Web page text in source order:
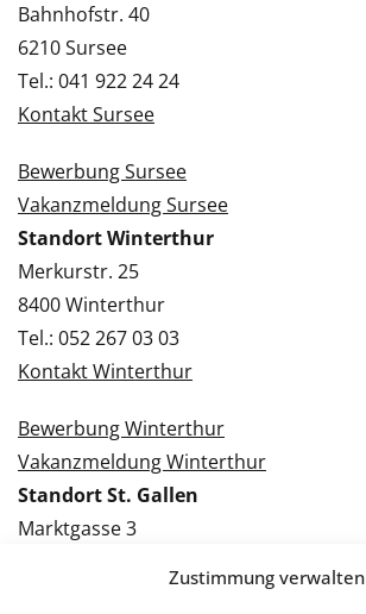
Zustimmung verwalten
Bahnhofstr. 40
6210 Sursee
Tel.: 041 922 24 24
Kontakt Sursee
Bewerbung Sursee
Vakanzmeldung Sursee
Standort Winterthur
Merkurstr. 25
8400 Winterthur
Tel.: 052 267 03 03
Kontakt Winterthur
Bewerbung Winterthur
Vakanzmeldung Winterthur
Standort St. Gallen
Marktgasse 3